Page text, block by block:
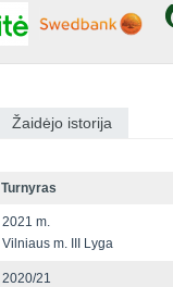
Žaidėjo istorija
Turnyras
2021 m.
Vilniaus m. III Lyga
2020/21